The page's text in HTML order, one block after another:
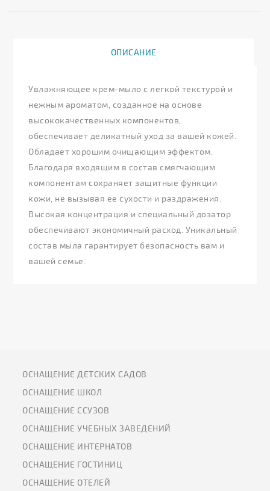
ОПИСАНИЕ
Увлажняющее крем-мыло с легкой текстурой и
нежным ароматом, созданное на основе
высококачественных компонентов,
обеспечивает деликатный уход за вашей кожей.
Обладает хорошим очищающим эффектом.
Благодаря входящим в состав смягчающим
компонентам сохраняет защитные функции
кожи, не вызывая ее сухости и раздражения.
Высокая концентрация и специальный дозатор
обеспечивают экономичный расход. Уникальный
состав мыла гарантирует безопасность вам и
вашей семье.
ОСНАЩЕНИЕ ДЕТСКИХ САДОВ
ОСНАЩЕНИЕ ШКОЛ
ОСНАЩЕНИЕ ССУЗОВ
ОСНАЩЕНИЕ УЧЕБНЫХ ЗАВЕДЕНИЙ
ОСНАЩЕНИЕ ИНТЕРНАТОВ
ОСНАЩЕНИЕ ГОСТИНИЦ
ОСНАЩЕНИЕ ОТЕЛЕЙ